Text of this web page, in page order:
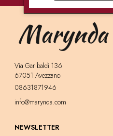
Via Garibaldi 136
67051 Avezzano
08631871946
info@marynda.com
NEWSLETTER